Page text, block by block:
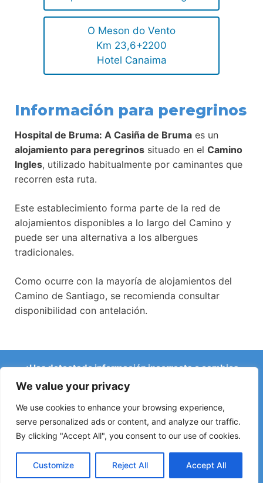
We value your privacy
We use cookies to enhance your browsing experience,
serve personalized ads or content, and analyze our traffic.
By clicking "Accept All", you consent to our use of cookies.
Customize Reject All Accept All
O Meson do Vento
Km 23,6+2200
Hotel Canaima
Información para peregrinos
Hospital de Bruma: A Casiña de Bruma es un
alojamiento para peregrinos situado en el Camino
Ingles, utilizado habitualmente por caminantes que
recorren esta ruta.
Este establecimiento forma parte de la red de
alojamientos disponibles a lo largo del Camino y
puede ser una alternativa a los albergues
tradicionales.
Como ocurre con la mayoría de alojamientos del
Camino de Santiago, se recomienda consultar
disponibilidad con antelación.
¿Has detectado información incorrecta o cambios
recientes en el Camino?
Avisos sobre albergues cerrados, inundaciones, desvíos,
obras u otros cambios ayudan a mantener la guía
actualizada.